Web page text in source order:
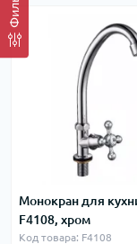
Монокран для
F4108, хром
Код товара: F4108